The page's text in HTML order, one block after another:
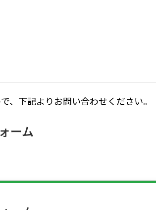
、下記よりお問い合わせください。
ーム